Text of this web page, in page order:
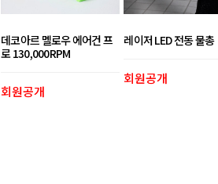
데코아르 멜로우 에어건 프
로 130,000RPM
회원공개
레이저 LED 전동 물총
회원공개